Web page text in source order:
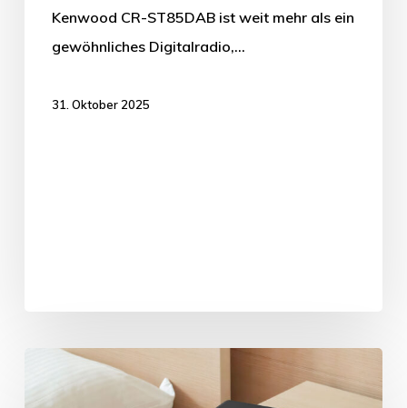
Kenwood CR-ST85DAB ist weit mehr als ein
gewöhnliches Digitalradio,…
31. Oktober 2025